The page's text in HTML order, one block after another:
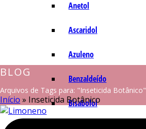
Anetol
Ascaridol
Azuleno
Benzaldeído
Bisabolol
BLOG
Arquivos de Tags para: "Inseticida Botânico"
Início » Inseticida Botânico